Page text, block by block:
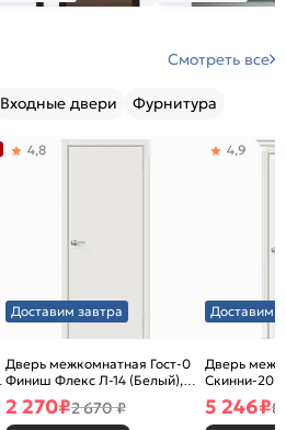
Смотреть все
Входные двери Фурнитура
Доставим завтра
Дверь межкомнатная Гост-0
Финиш Флекс Л-14 (Белый),
глухая, каркасно-щитовая
4,8
2 270₽2 670 ₽
Доставим
Дверь
Скинни-20
декора,
без кромки,
4,9
5 246₽8